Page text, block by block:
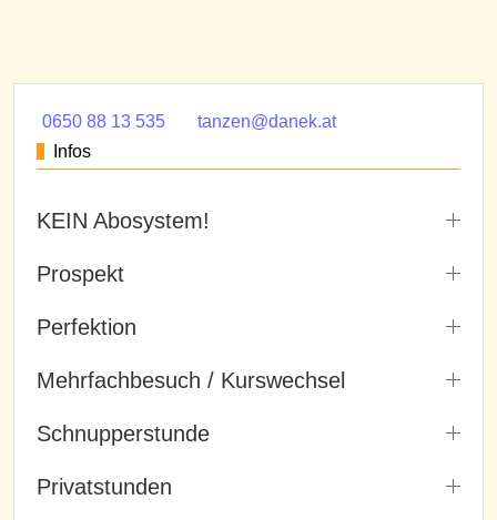
0650 88 13 535
tanzen@danek.at
Infos
KEIN Abosystem!
Prospekt
Perfektion
Mehrfachbesuch / Kurswechsel
Schnupperstunde
Privatstunden